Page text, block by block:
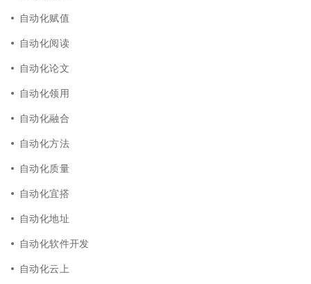
自动化赋值
自动化阅读
自动化论文
自动化领用
自动化融合
自动化方法
自动化质量
自动化宜搭
自动化地址
自动化软件开发
自动化云上